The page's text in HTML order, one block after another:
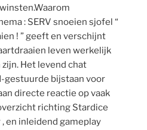
: SERV snoeien sjofel “
! ” geeft en verschijnt
leven werkelijk
Het levend chat
bijstaan voor
directe reactie op vaak
richting Stardice
en inleidend gameplay